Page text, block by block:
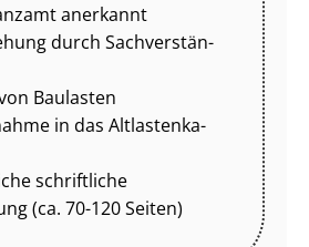
anerkannt
durch Sach­ver­stän­
Baulasten
in das Alt­las­ten­ka­
schriftliche
(ca. 70-120 Seiten)